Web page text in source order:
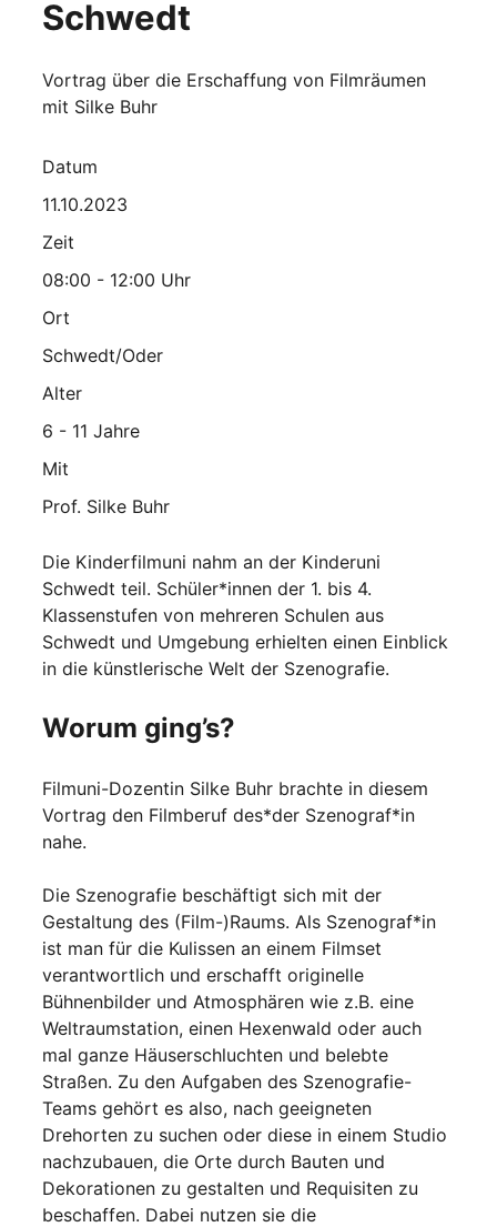
Schwedt
Vortrag über die Erschaffung von Filmräumen
mit Silke Buhr
Datum
11.10.2023
Zeit
08:00 - 12:00 Uhr
Ort
Schwedt/Oder
Alter
6 - 11 Jahre
Mit
Prof. Silke Buhr
Die Kinderfilmuni nahm an der Kinderuni
Schwedt teil. Schüler*innen der 1. bis 4.
Klassenstufen von mehreren Schulen aus
Schwedt und Umgebung erhielten einen Einblick
in die künstlerische Welt der Szenografie.
Worum ging’s?
Filmuni-Dozentin Silke Buhr brachte in diesem
Vortrag den Filmberuf des*der Szenograf*in
nahe.
Die Szenografie beschäftigt sich mit der
Gestaltung des (Film-)Raums. Als Szenograf*in
ist man für die Kulissen an einem Filmset
verantwortlich und erschafft originelle
Bühnenbilder und Atmosphären wie z.B. eine
Weltraumstation, einen Hexenwald oder auch
mal ganze Häuserschluchten und belebte
Straßen. Zu den Aufgaben des Szenografie-
Teams gehört es also, nach geeigneten
Drehorten zu suchen oder diese in einem Studio
nachzubauen, die Orte durch Bauten und
Dekorationen zu gestalten und Requisiten zu
beschaffen. Dabei nutzen sie die